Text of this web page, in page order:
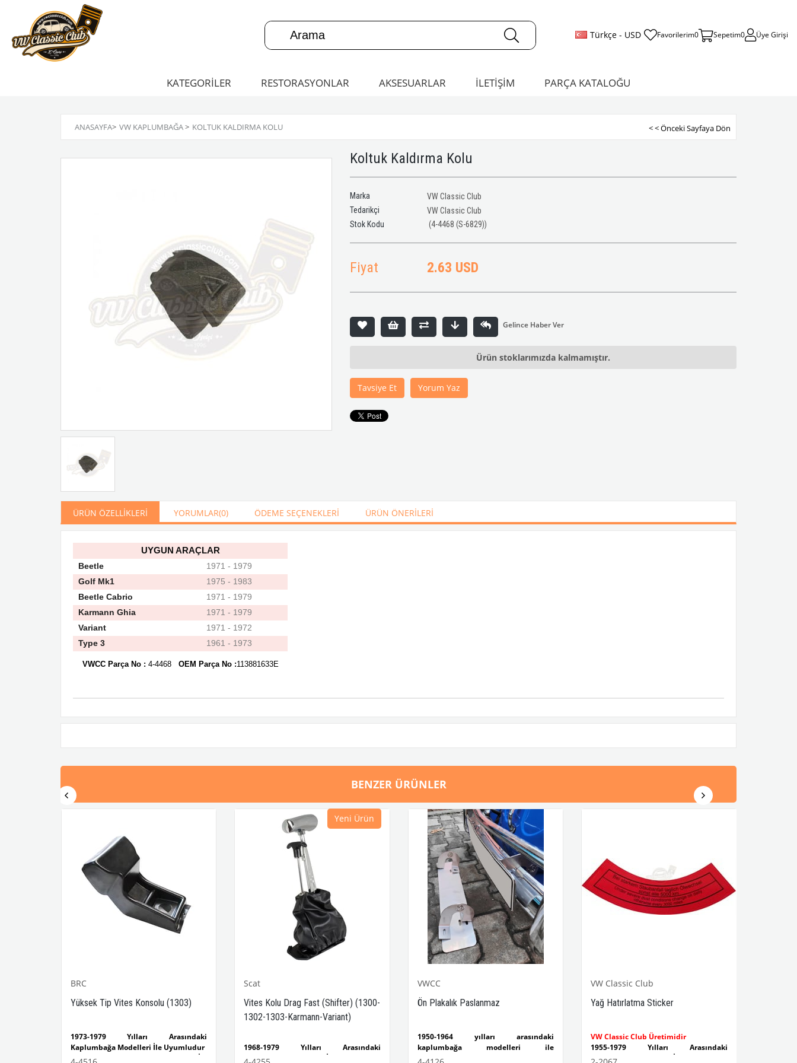
Türkçe - USD Favorilerim0 Sepetim0 Üye Girişi
KATEGORİLER RESTORASYONLAR AKSESUARLAR İLETİŞİM PARÇA KATALOĞU
ANASAYFA> VW KAPLUMBAĞA> KOLTUK KALDIRMA KOLU < < Önceki Sayfaya Dön
Koltuk Kaldırma Kolu
Marka
VW Classic Club
Tedarikçi
VW Classic Club
(4-4468 (S-6829))
Fiyat 2.63 USD
Ürün stoklarımızda kalmamıştır.
Tavsiye Et Yorum Yaz
ÜRÜN ÖZELLIKLERI YORUMLAR(0) ÖDEME SEÇENEKLERI ÜRÜN ÖNERILERI
UYGUN ARAÇLAR
Beetle
1971 - 1979
Golf Mk1
1975 - 1983
Beetle Cabrio
1971 - 1979
Karmann Ghia
1971 - 1979
Variant
1971 - 1972
Type 3
1961 - 1973
VWCC Parça No : 4-4468OEM Parça No :113881633E
BENZER ÜRÜNLER
BRC
Yüksek Tip Vites Konsolu (1303)
1973-1979 Yılları Arasındaki
Kaplumbağa Modelleri İle Uyumludur
1303 Kaplumbağa Modelleri İle
Scat
Vites Kolu Drag Fast (Shifter) (1300-
1302-1303-Karmann-Variant)
1968-1979 Yılları Arasındaki
Kaplumbağa Modelleri İle Uyumludur
Yeni Ürün
VWCC
Ön Plakalık Paslanmaz
1950-1964 yılları arasındaki
kaplumbağa modelleri ile
uyumludur.
VW Classic Club
Yağ Hatırlatma Sticker
VW Classic Club Üretimidir
1955-1979 Yılları Arasındaki
Kaplumbağa Modelleri İle Uyumludur